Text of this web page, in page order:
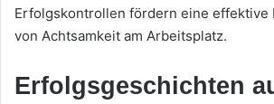
Erfolgskontrollen fördern eine effektive
von Achtsamkeit am Arbeitsplatz.
Erfolgsgeschichten